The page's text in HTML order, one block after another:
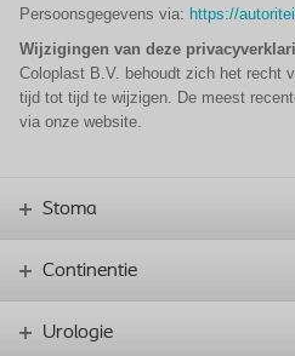
Persoonsgegevens via: https://
Wijzigingen van deze
Coloplast B.V. behoudt zich het recht
tijd tot tijd te wijzigen. De meest
via onze website.
Stoma
Continentie
Urologie